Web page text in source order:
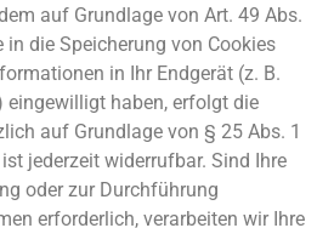
auf Grundlage von Art. 49 Abs.
in die Speicherung von Cookies
in Ihr Endgerät (z. B.
eingewilligt haben, erfolgt die
auf Grundlage von § 25 Abs. 1
jederzeit widerrufbar. Sind Ihre
oder zur Durchführung
erforderlich, verarbeiten wir Ihre